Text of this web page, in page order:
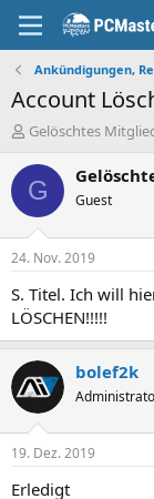
Ankündigungen,
Account
E
s
t
e
r
Gelöschtes
G Guest
24. Nov. 2019
S. Titel. Ich will
LÖSCHEN!!!!!
bolef2k
19. Dez. 2019
Erledigt